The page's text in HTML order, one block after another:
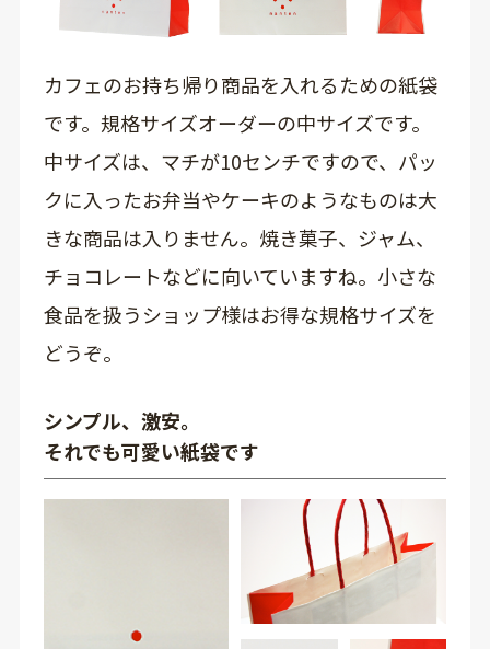
カフェのお持ち帰り商品を入れるための紙袋
です。規格サイズオーダーの中サイズです。
中サイズは、マチが10センチですので、パッ
クに入ったお弁当やケーキのようなものは大
きな商品は入りません。焼き菓子、ジャム、
チョコレートなどに向いていますね。小さな
食品を扱うショップ様はお得な規格サイズを
どうぞ。
シンプル、激安。
それでも可愛い紙袋です